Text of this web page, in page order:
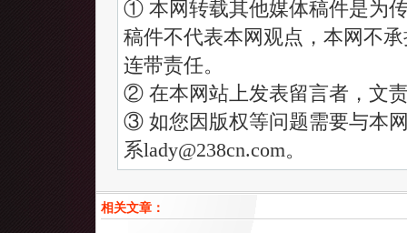
① 本网转载其他媒体稿件是为
稿件不代表本网观点，本网不
连带责任。
② 在本网站上发表留言者，文
③ 如您因版权等问题需要与本
系lady@238cn.com。
相关文章：